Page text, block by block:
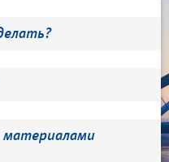
материалами